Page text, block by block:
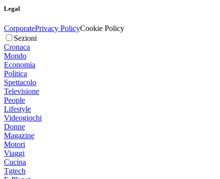
Legal
CorporatePrivacy PolicyCookie Policy
Sezioni
Cronaca
Mondo
Economia
Politica
Spettacolo
Televisione
People
Lifestyle
Videogiochi
Donne
Magazine
Motori
Viaggi
Cucina
Tgtech